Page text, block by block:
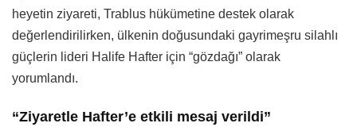
heyetin ziyareti, Trablus hükümetine destek olarak
değerlendirilirken, ülkenin doğusundaki gayrimeşru silahlı
güçlerin lideri Halife Hafter için “gözdağı” olarak
yorumlandı.
“Ziyaretle Hafter’e etkili mesaj verildi”